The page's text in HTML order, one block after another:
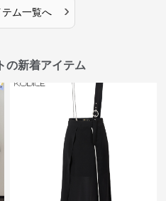
テム一覧へ ›
の新着アイテム